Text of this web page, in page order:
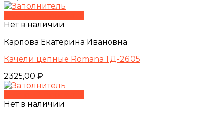
Нет в наличии
Карпова Екатерина Ивановна
Качели цепные Romana 1.Д-26.05
2325,00 ₽
Нет в наличии